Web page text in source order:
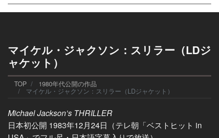
マイケル・ジャクソン：スリラー（LDジ
ャケット）
TOP 1980年代公開の作品
マイケル・ジャクソン：スリラー（LDジャケット）
Michael Jackson’s THRILLER
日本初公開 1983年12月24日（テレ朝「ベストヒット in